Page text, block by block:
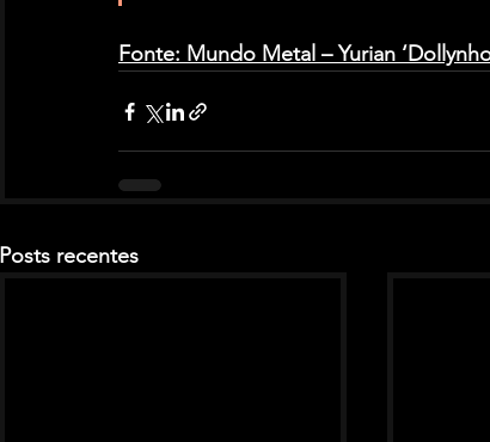
Fonte: Mundo Metal – Yurian
Posts recentes